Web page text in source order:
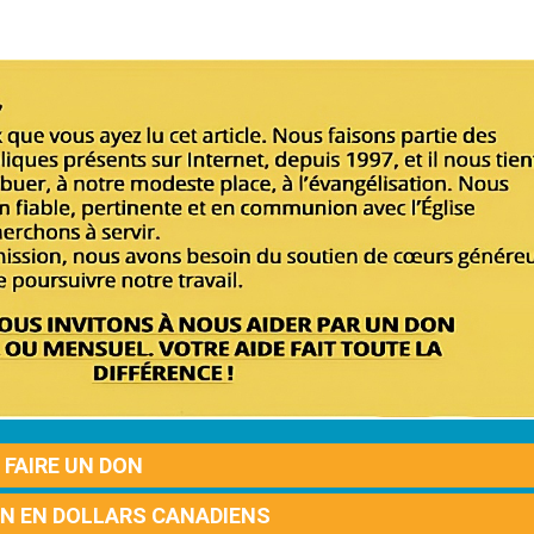
FAIRE UN DON
EN DOLLARS CANADIENS